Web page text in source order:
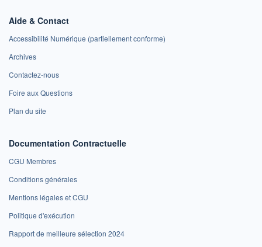
Aide & Contact
Accessibilité Numérique (partiellement conforme)
Archives
Contactez-nous
Foire aux Questions
Plan du site
Documentation Contractuelle
CGU Membres
Conditions générales
Mentions légales et CGU
Politique d'exécution
Rapport de meilleure sélection 2024